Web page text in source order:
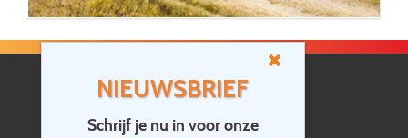
NIEUWSBRIEF
Schrijf je nu in voor onze